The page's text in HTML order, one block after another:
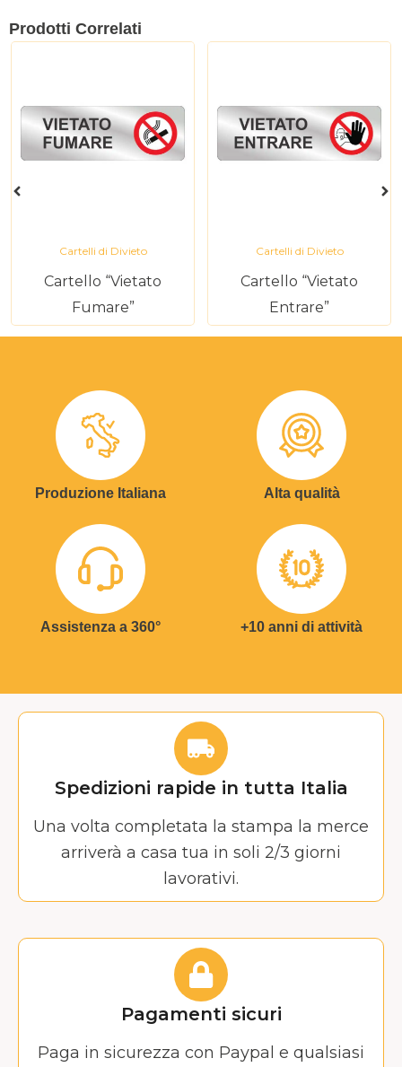
Prodotti Correlati
Cartelli di Divieto
Cartello “Vietato
Fumare”
Cartelli di Divieto
Cartello “Vietato
Entrare”
Produzione Italiana Alta qualità
Assistenza a 360° +10 anni di attività
Spedizioni rapide in tutta Italia
Una volta completata la stampa la merce
arriverà a casa tua in soli 2/3 giorni
lavorativi.
Pagamenti sicuri
Paga in sicurezza con Paypal e qualsiasi